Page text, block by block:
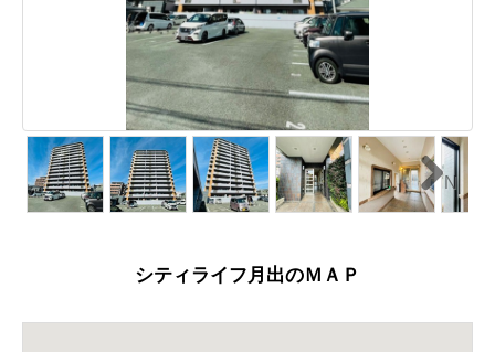
N
ext
シティライフ月出のＭＡＰ